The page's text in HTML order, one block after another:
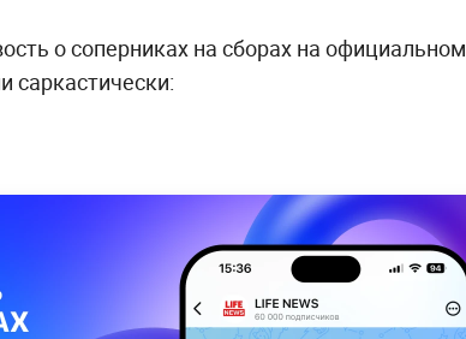
о соперниках на сборах на официальном
саркастически: